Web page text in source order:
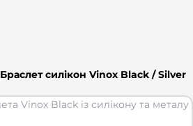
Браслет силікон Vinox Black / Silver